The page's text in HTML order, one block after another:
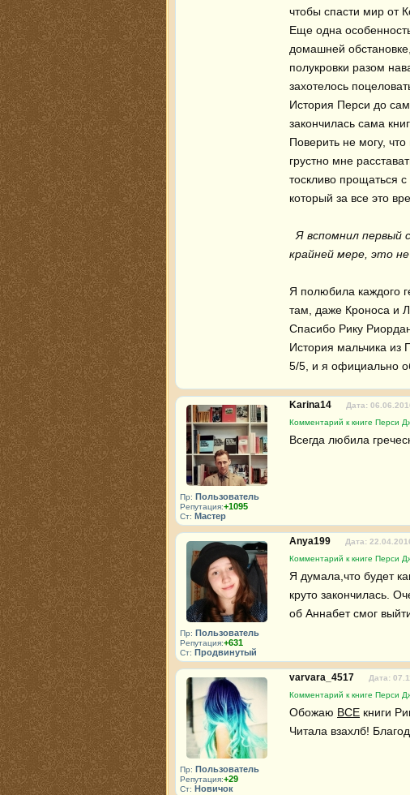
чтобы спасти мир от
Еще одна
домашней
полукровки разом
захотелось
История Перси до
закончилась сама
Поверить не могу,
грустно мне
тоскливо прощаться
который за все это
Я вспомнил первый
крайней мере, это не
Я полюбила каждого
там, даже Кроноса и
Спасибо Рику
История мальчика из
5/5, и я официально
Пр: Пользователь
Репутация:+1095
Ст: Мастер
Karina14
Дата:
Комментарий к книге Перси
Всегда любила
Пр: Пользователь
Репутация:+631
Ст: Продвинутый
Anya199
Дата:
Комментарий к книге Перси
Я думала,что будет
круто закончилась.
об Аннабет смог
Пр: Пользователь
Репутация:+29
Ст: Новичок
varvara_4517
Дата:
Комментарий к книге Перси
Обожаю ВСЕ книги
Читала взахлб!